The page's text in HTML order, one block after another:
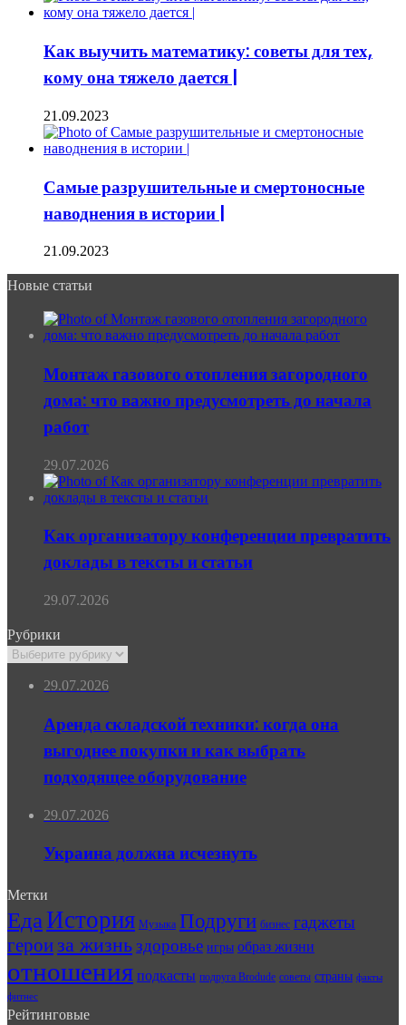
Как выучить математику: советы для тех,
кому она тяжело дается |
21.09.2023
Самые разрушительные и смертоносные
наводнения в истории |
21.09.2023
Новые статьи
Монтаж газового отопления загородного
дома: что важно предусмотреть до начала
работ
29.07.2026
Как организатору конференции превратить
доклады в тексты и статьи
29.07.2026
Рубрики
Рубрики
29.07.2026
Аренда складской техники: когда она
выгоднее покупки и как выбрать
подходящее оборудование
29.07.2026
Украина должна исчезнуть
Метки
ЕдаИстория Музыка Подруги бизнес гаджеты
герои за жизнь здоровье игры образ жизни
отношения подкасты подруга Brodude советы страны факты
фитнес
Рейтинговые